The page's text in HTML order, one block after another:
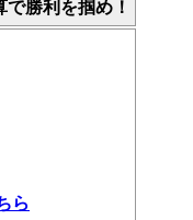
勝利を掴め！
ら